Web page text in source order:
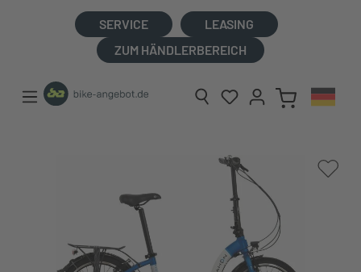
SERVICE
LEASING
ZUM HÄNDLERBEREICH